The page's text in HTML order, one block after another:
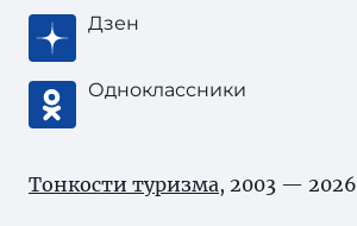
Дзен
Одноклассники
Тонкости туризма, 2003 — 2026